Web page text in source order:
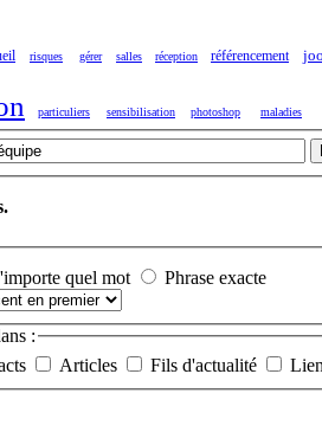
risques gérer salles réception référencement
particuliers sensibilisation photoshop maladies
quel mot
Phrase exacte
:
Articles Fils d'actualité